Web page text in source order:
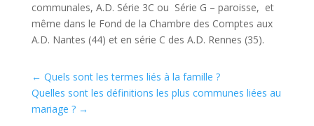
communales, A.D. Série 3C ou Série G – paroisse, et
même dans le Fond de la Chambre des Comptes aux
A.D. Nantes (44) et en série C des A.D. Rennes (35).
← Quels sont les termes liés à la famille ?
Quelles sont les définitions les plus communes liées au
mariage ?→